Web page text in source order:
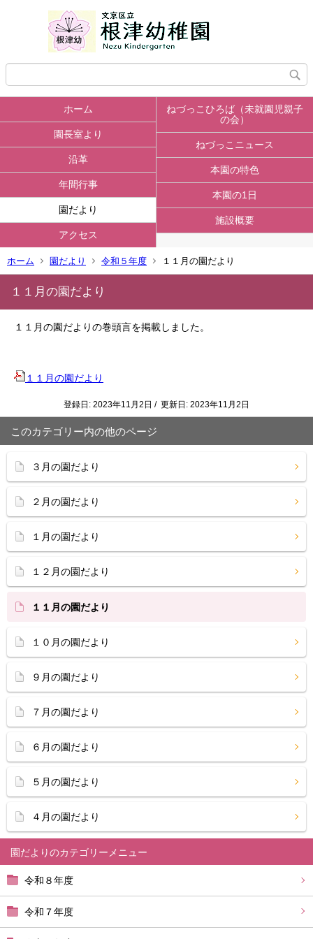
ホーム
ねづっこひろば（未就園児親子
の会）
園長室より
ねづっこニュース
沿革
本園の特色
年間行事
本園の1日
園だより
施設概要
アクセス
ホーム 園だより 令和５年度 １１月の園だより
園だより
令和８年度
令和７年度
１１月の園だより
１１月の園だよりの巻頭言を掲載しました。
１１月の園だより
登録日: 2023年11月2日 / 更新日: 2023年11月2日
このカテゴリー内の他のページ
３月の園だより
２月の園だより
１月の園だより
１２月の園だより
１１月の園だより
１０月の園だより
９月の園だより
７月の園だより
６月の園だより
５月の園だより
４月の園だより